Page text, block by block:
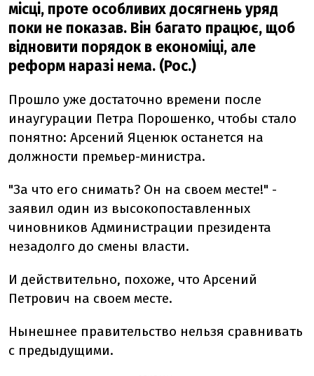
місці, проте особливих досягнень уряд
поки не показав. Він багато працює, щоб
відновити порядок в економіці, але
реформ наразі нема. (Рос.)
Прошло уже достаточно времени после
инаугурации Петра Порошенко, чтобы стало
понятно: Арсений Яценюк останется на
должности премьер-министра.
"За что его снимать? Он на своем месте!" -
заявил один из высокопоставленных
чиновников Администрации президента
незадолго до смены власти.
И действительно, похоже, что Арсений
Петрович на своем месте.
Нынешнее правительство нельзя сравнивать
с предыдущими.